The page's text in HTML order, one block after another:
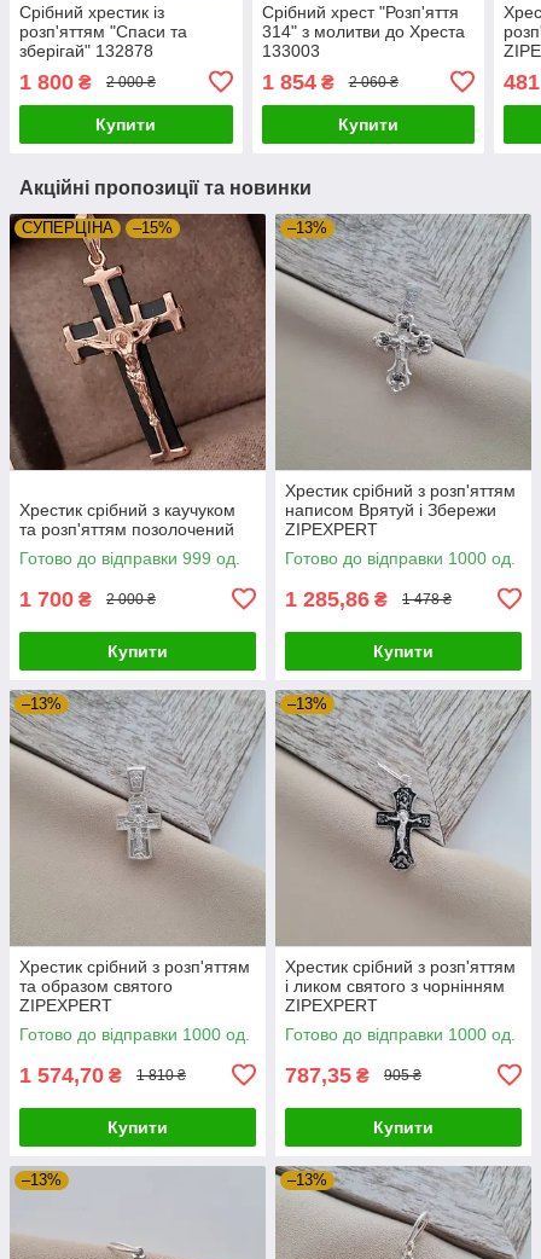
Срібний хрестик із
розп'яттям "Спаси та
зберігай" 132878
1 800 ₴ 2 000 ₴
Купити
Срібний хрест "Розп'яття
314" з молитви до Хреста
133003
1 854₴ 2 060 ₴
Купити
Акційні пропозиції та новинки
СУПЕРЦIНА –15%
Хрестик срібний з каучуком
та розп'яттям позолочений
Готово до відправки 999 од.
1 700 ₴ 2 000 ₴
Купити
–13%
Хрестик срібний з розп'яттям
написом Врятуй і Збережи
ZIPEXPERT
Готово до відправки 1000 од.
1 285,86 ₴ 1 478 ₴
Купити
–13%
Хрестик срібний з розп'яттям
та образом святого
ZIPEXPERT
Готово до відправки 1000 од.
1 574,70 ₴ 1 810 ₴
Купити
–13%
Хрестик срібний з розп'яттям
і ликом святого з чорнінням
ZIPEXPERT
Готово до відправки 1000 од.
787,35 ₴ 905 ₴
Купити
–13% –13%